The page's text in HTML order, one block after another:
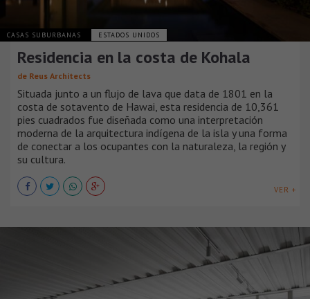
CASAS SUBURBANAS ESTADOS UNIDOS
Residencia en la costa de Kohala
de Reus Architects
Situada junto a un flujo de lava que data de 1801 en la
costa de sotavento de Hawai, esta residencia de 10,361
pies cuadrados fue diseñada como una interpretación
moderna de la arquitectura indígena de la isla y una forma
de conectar a los ocupantes con la naturaleza, la región y
su cultura.
VER +